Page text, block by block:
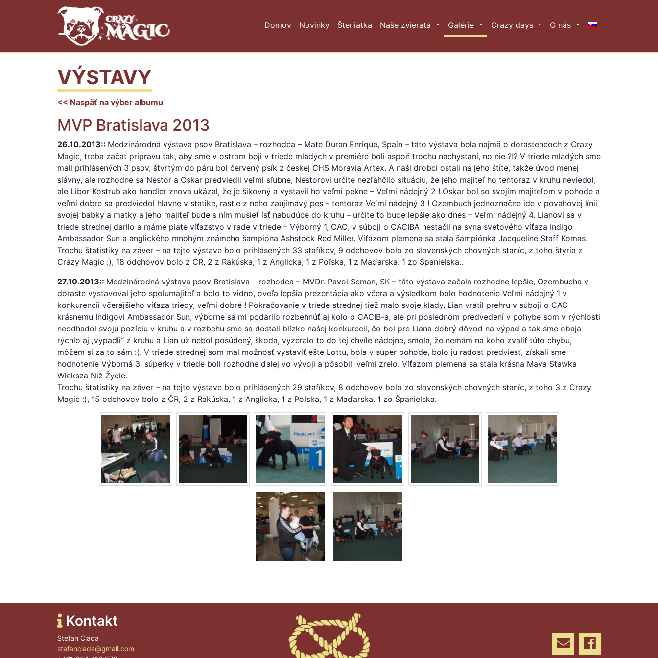
Domov Novinky Šteniatka Naše zvieratá Galérie Crazy days O nás
VÝSTAVY
<< Naspäť na výber albumu
MVP Bratislava 2013
26.10.2013:: Medzinárodná výstava psov Bratislava – rozhodca – Mate Duran Enrique, Spain – táto výstava bola najmä o dorastencoch z Crazy
Magic, treba začať prípravu tak, aby sme v ostrom boji v triede mladých v premiére boli aspoň trochu nachystaní, no nie ?!? V triede mladých sme
mali prihlásených 3 psov, štvrtým do páru bol červený psík z českej CHS Moravia Artex. A naši drobci ostali na jeho štíte, takže úvod menej
slávny, ale rozhodne sa Nestor a Oskar predviedli veľmi sľubne, Nestorovi určite nezľahčilo situáciu, že jeho majiteľ ho tentoraz v kruhu neviedol,
ale Libor Kostrub ako handler znova ukázal, že je šikovný a vystavil ho veľmi pekne – Veľmi nádejný 2 ! Oskar bol so svojím majiteľom v pohode a
veľmi dobre sa predviedol hlavne v statike, rastie z neho zaujímavý pes – tentoraz Veľmi nádejný 3 ! Ozembuch jednoznačne ide v povahovej línii
svojej babky a matky a jeho majiteľ bude s ním musieť ísť nabudúce do kruhu – určite to bude lepšie ako dnes – Veľmi nádejný 4. Lianovi sa v
triede strednej darilo a máme piate víťazstvo v rade v triede – Výborný 1, CAC, v súboji o CACIBA nestačil na syna svetového víťaza Indigo
Ambassador Sun a anglického mnohým známeho šampióna Ashstock Red Miller. Víťazom plemena sa stala šampiónka Jacqueline Staff Komas.
Trochu štatistiky na záver – na tejto výstave bolo prihlásených 33 stafíkov, 9 odchovov bolo zo slovenských chovných staníc, z toho štyria z
Crazy Magic :), 18 odchovov bolo z ČR, 2 z Rakúska, 1 z Anglicka, 1 z Poľska, 1 z Maďarska. 1 zo Španielska..
27.10.2013:: Medzinárodná výstava psov Bratislava – rozhodca – MVDr. Pavol Seman, SK – táto výstava začala rozhodne lepšie, Ozembucha v
doraste vystavoval jeho spolumajiteľ a bolo to vidno, oveľa lepšia prezentácia ako včera a výsledkom bolo hodnotenie Veľmi nádejný 1 v
konkurencii včerajšieho víťaza triedy, veľmi dobré ! Pokračovanie v triede strednej tiež malo svoje klady, Lian vrátil prehru v súboji o CAC
krásnemu Indigovi Ambassador Sun, výborne sa mi podarilo rozbehnúť aj kolo o CACIB-a, ale pri poslednom predvedení v pohybe som v rýchlosti
neodhadol svoju pozíciu v kruhu a v rozbehu sme sa dostali blízko našej konkurecii, čo bol pre Liana dobrý dôvod na výpad a tak sme obaja
rýchlo aj „vypadli“ z kruhu a Lian už nebol posúdený, škoda, vyzeralo to do tej chvíle nádejne, smola, že nemám na koho zvaliť túto chybu,
môžem si za to sám :(. V triede strednej som mal možnosť vystaviť ešte Lottu, bola v super pohode, bolo ju radosť predviesť, získali sme
hodnotenie Výborná 3, súperky v triede boli rozhodne ďalej vo vývoji a pôsobili veľmi zrelo. Víťazom plemena sa stala krásna Maya Stawka
Wieksza Niž Žycie.
Trochu štatistiky na záver – na tejto výstave bolo prihlásených 29 stafíkov, 8 odchovov bolo zo slovenských chovných staníc, z toho 3 z Crazy
Magic :), 15 odchovov bolo z ČR, 2 z Rakúska, 1 z Anglicka, 1 z Poľska, 1 z Maďarska. 1 zo Španielska.
Kontakt
Štefan Čiada
stefanciada@gmail.com